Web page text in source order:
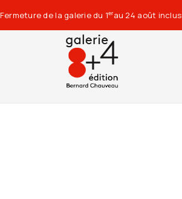
Fermeture de la galerie du 1erau 24 août inclus